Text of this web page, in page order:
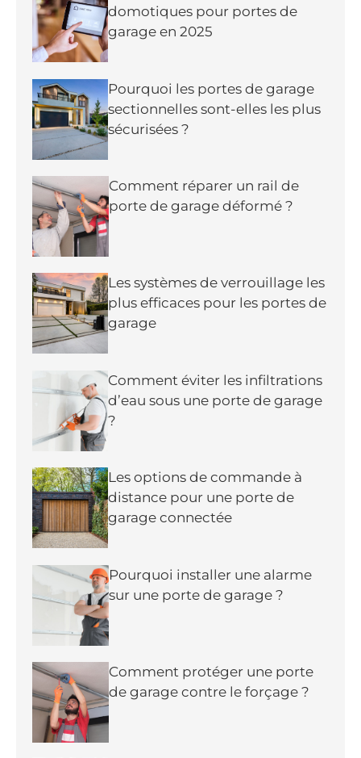
domotiques pour portes de
garage en 2025
Pourquoi les portes de garage
sectionnelles sont-elles les plus
sécurisées ?
Comment réparer un rail de
porte de garage déformé ?
Les systèmes de verrouillage les
plus efficaces pour les portes de
garage
Comment éviter les infiltrations
d’eau sous une porte de garage
?
Les options de commande à
distance pour une porte de
garage connectée
Pourquoi installer une alarme
sur une porte de garage ?
Comment protéger une porte
de garage contre le forçage ?